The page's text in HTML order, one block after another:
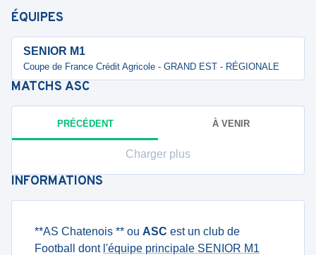
ÉQUIPES
SENIOR M1
Coupe de France Crédit Agricole - GRAND EST - RÉGIONALE
MATCHS ASC
PRÉCÉDENT À VENIR
Charger plus
INFORMATIONS
**AS Chatenois ** ou ASC est un club de
Football dont l'équipe principale SENIOR M1